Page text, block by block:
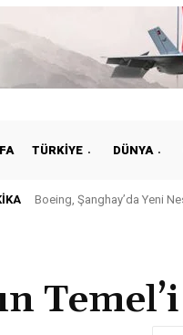
TÜRKIYE DÜNYA
Boeing, Şanghay’da Yeni Nesil
Türkiye ile Vietnam